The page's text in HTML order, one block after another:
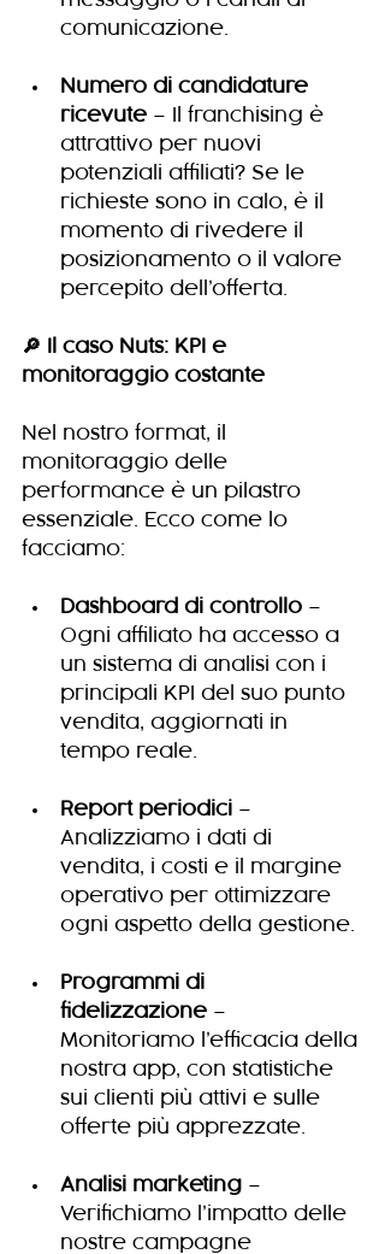
comunicazione.
Numero di candidature
ricevute – Il franchising è
attrattivo per nuovi
potenziali affiliati? Se le
richieste sono in calo, è il
momento di rivedere il
posizionamento o il valore
percepito dell’offerta.
🔎 Il caso Nuts: KPI e
monitoraggio costante
Nel nostro format, il
monitoraggio delle
performance è un pilastro
essenziale. Ecco come lo
facciamo:
Dashboard di controllo –
Ogni affiliato ha accesso a
un sistema di analisi con i
principali KPI del suo punto
vendita, aggiornati in
tempo reale.
Report periodici –
Analizziamo i dati di
vendita, i costi e il margine
operativo per ottimizzare
ogni aspetto della gestione.
Programmi di
fidelizzazione –
Monitoriamo l’efficacia della
nostra app, con statistiche
sui clienti più attivi e sulle
offerte più apprezzate.
Analisi marketing –
Verifichiamo l’impatto delle
nostre campagne